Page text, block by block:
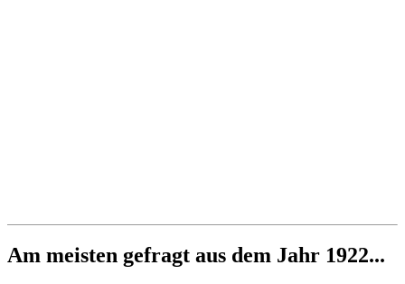
Am meisten gefragt aus dem Jahr 1922...